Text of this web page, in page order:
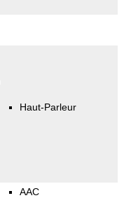
Haut-Parleur
AAC